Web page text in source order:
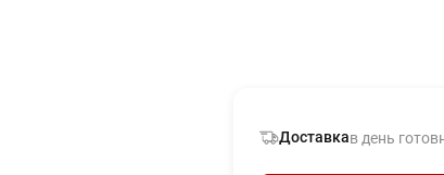
Доставкав день